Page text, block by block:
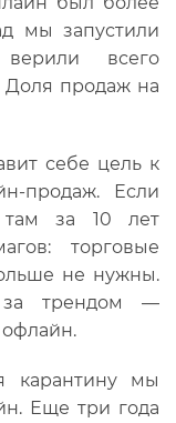
мы запустили
всего
Доля продаж на
себе цель к
продаж. Если
там за 10 лет
торговые
не нужны.
за трендом —
карантину мы
Еще три года